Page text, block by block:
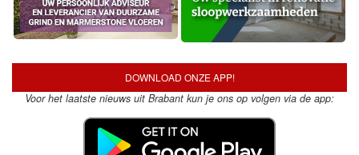
Voor het laatste nieuws uit Brabant kun je ons op volgen via de app: